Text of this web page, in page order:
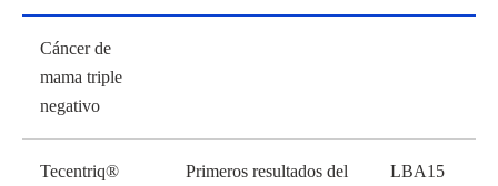
Cáncer de
mama triple
negativo
Tecentriq®
Primeros resultados del
LBA15